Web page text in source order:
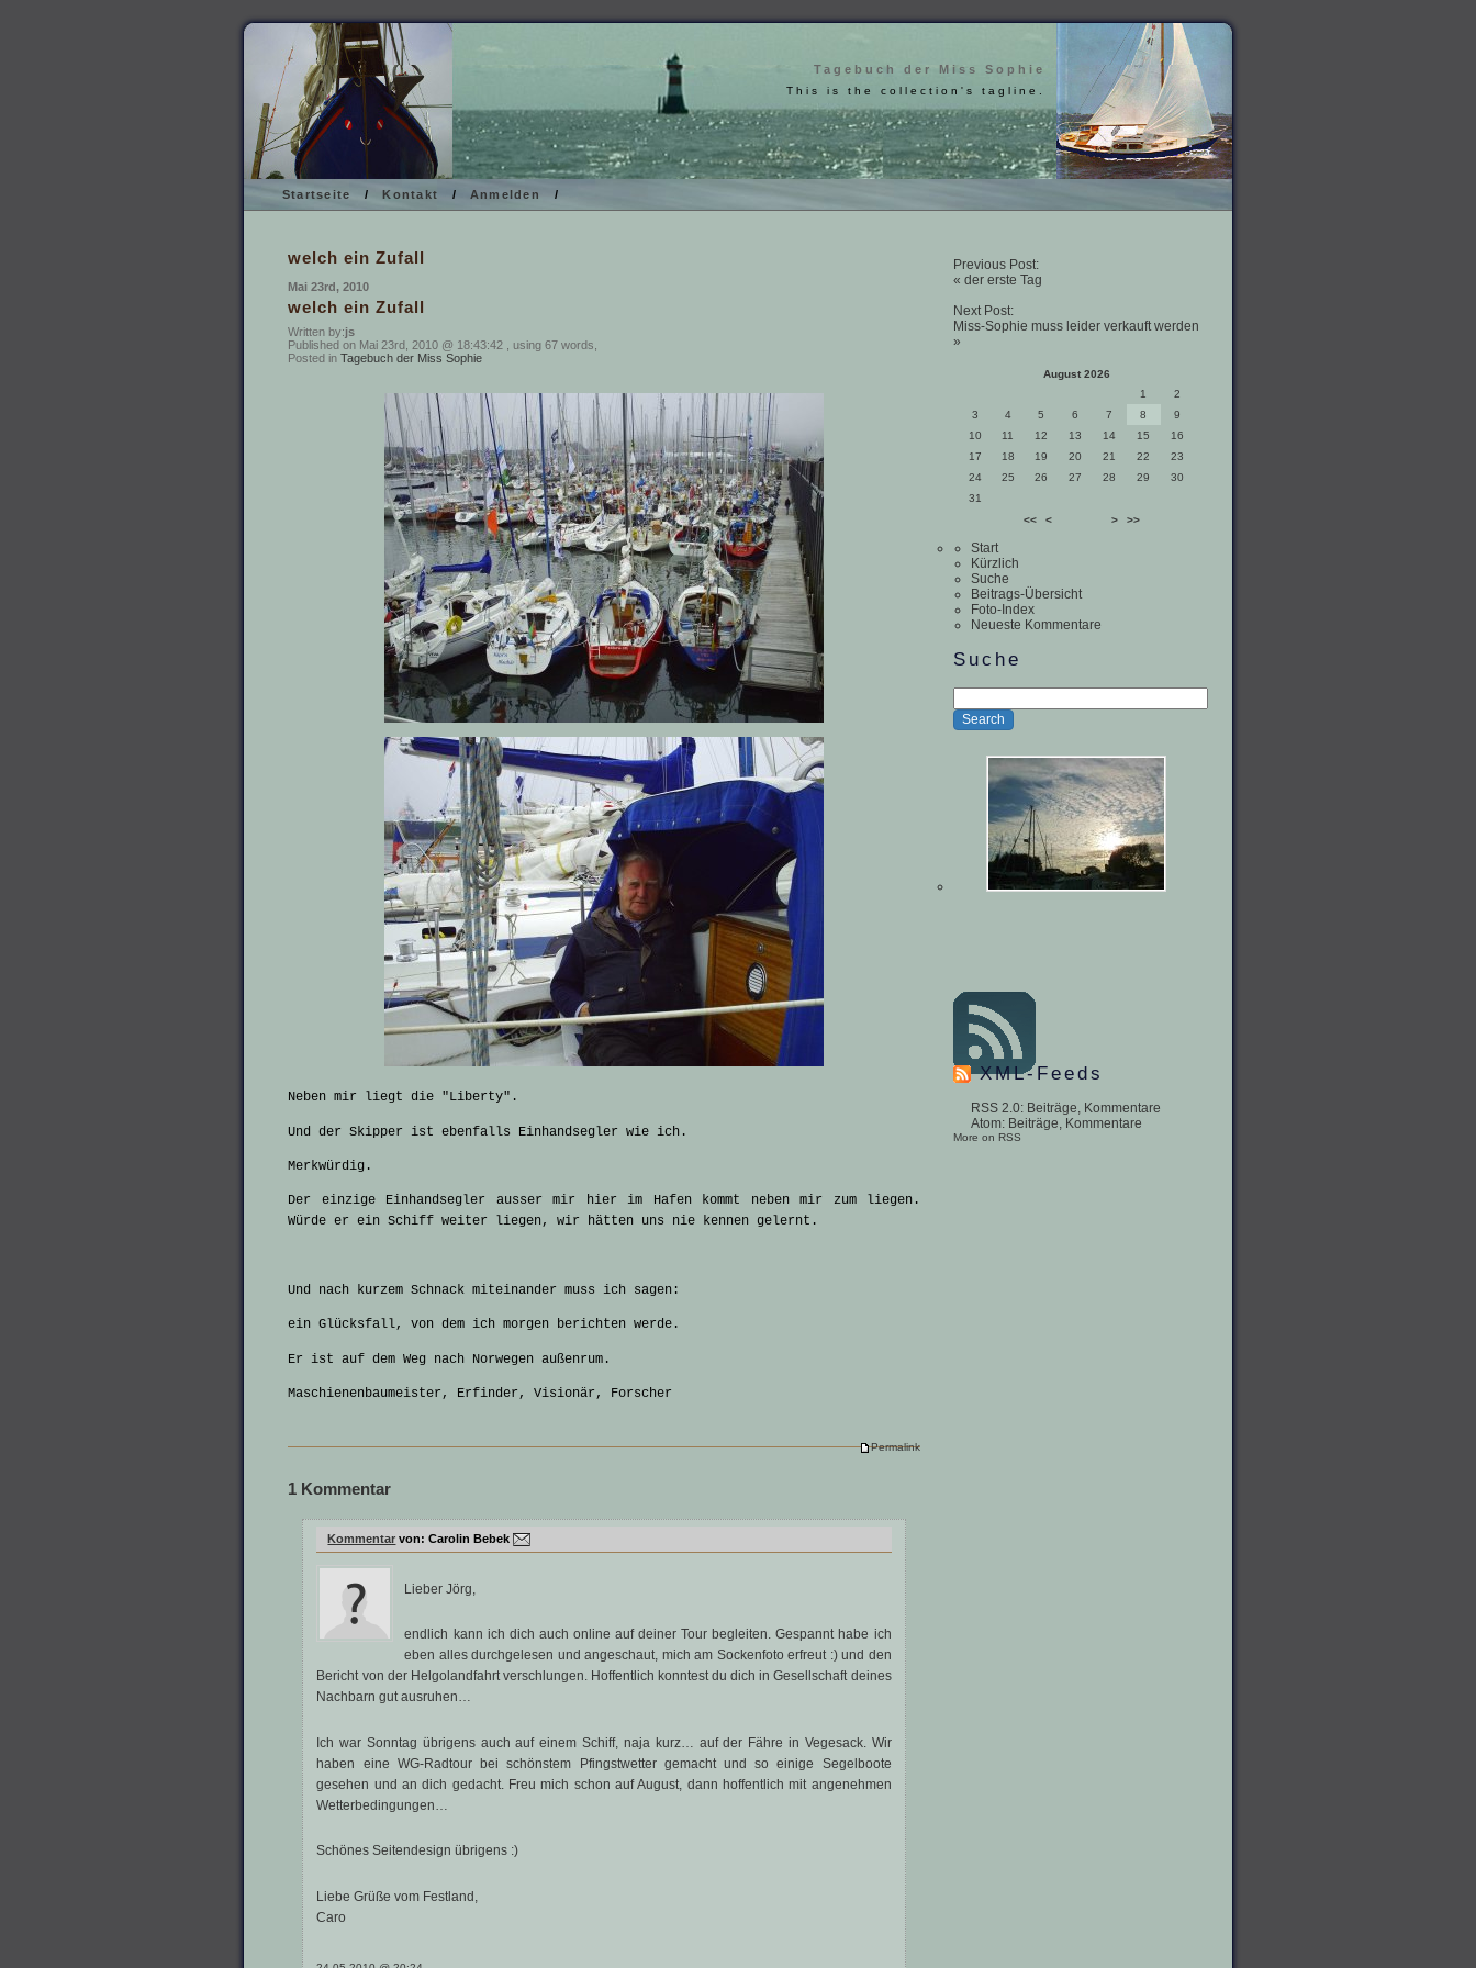
Tagebuch der Miss Sophie
This is the collection's tagline.
Startseite / Kontakt / Anmelden /
welch ein Zufall
Mai 23rd, 2010
welch ein Zufall
Written by:js
Published on Mai 23rd, 2010 @ 18:43:42 , using 67 words,
Posted in Tagebuch der Miss Sophie
Neben mir liegt die "Liberty".
Und der Skipper ist ebenfalls Einhandsegler wie ich.
Merkwürdig.
Der einzige Einhandsegler ausser mir hier im Hafen kommt neben mir zum liegen.
Würde er ein Schiff weiter liegen, wir hätten uns nie kennen gelernt.
Und nach kurzem Schnack miteinander muss ich sagen:
ein Glücksfall, von dem ich morgen berichten werde.
Er ist auf dem Weg nach Norwegen außenrum.
Maschienenbaumeister, Erfinder, Visionär, Forscher
Permalink
1 Kommentar
Kommentar von:Carolin Bebek
Lieber Jörg,
endlich kann ich dich auch online auf deiner Tour begleiten. Gespannt habe ich
eben alles durchgelesen und angeschaut, mich am Sockenfoto erfreut :) und den
Bericht von der Helgolandfahrt verschlungen. Hoffentlich konntest du dich in Gesellschaft deines
Nachbarn gut ausruhen…
Ich war Sonntag übrigens auch auf einem Schiff, naja kurz… auf der Fähre in Vegesack. Wir
haben eine WG-Radtour bei schönstem Pfingstwetter gemacht und so einige Segelboote
gesehen und an dich gedacht. Freu mich schon auf August, dann hoffentlich mit angenehmen
Wetterbedingungen…
Schönes Seitendesign übrigens :)
Liebe Grüße vom Festland,
Caro
Previous Post:
« der erste Tag
Next Post:
Miss-Sophie muss leider verkauft werden
»
August 2026
1
2
3
4 5 6 7 8
9
10
11 12 13 14 15
16
17
18 19 20 21 22
23
24
25 26 27 28 29
30
31
<<
< > >>
Start
Kürzlich
Suche
Beitrags-Übersicht
Foto-Index
Neueste Kommentare
Suche
XML-Feeds
RSS 2.0: Beiträge, Kommentare
Atom: Beiträge, Kommentare
More on RSS